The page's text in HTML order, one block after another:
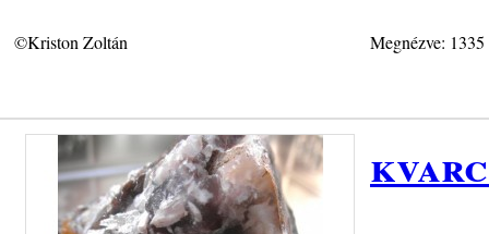
©Kriston Zoltán Megnézve: